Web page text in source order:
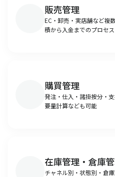
販売管理
EC・卸売・実店舗など複
積から入金までのプロセ
購買管理
発注・仕入・諸掛按分・
要量計算なども可能
在庫管理・倉庫
チャネル別・状態別・倉